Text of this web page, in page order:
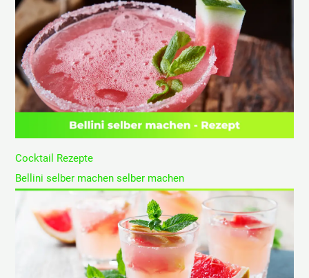
Cocktail Rezepte
Bellini selber machen selber machen